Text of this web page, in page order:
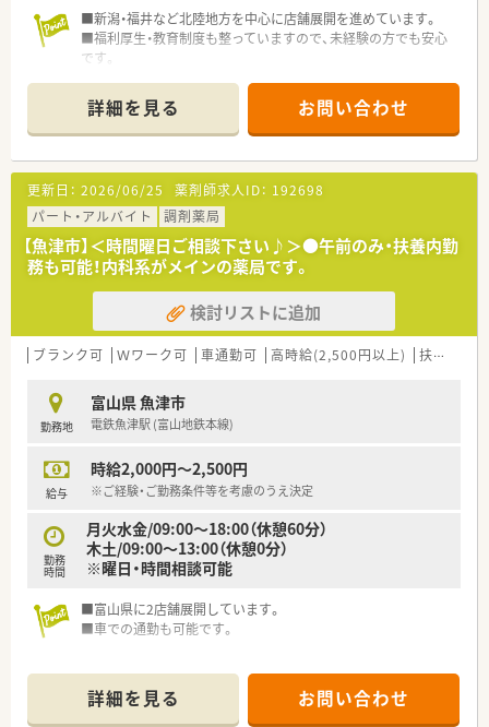
■新潟・福井など北陸地方を中心に店舗展開を進めています。
■福利厚生・教育制度も整っていますので、未経験の方でも安心
です。
詳細を見る お問い合わせ
更新日： 2026/06/25 薬剤師求人ID： 192698
パート・アルバイト
調剤薬局
【魚津市】＜時間曜日ご相談下さい♪＞●午前のみ・扶養内勤
務も可能！内科系がメインの薬局です。
検討リストに追加
ブランク可 Ｗワーク可 車通勤可 高時給(2,500円以上) 扶養内勤務OK
勤務地
富山県 魚津市
電鉄魚津駅 (富山地鉄本線)
給与
時給2,000円～2,500円
※ご経験・ご勤務条件等を考慮のうえ決定
勤務
時間
月火水金/09:00～18:00（休憩60分）
木土/09:00～13:00（休憩0分）
※曜日・時間相談可能
■富山県に2店舗展開しています。
■車での通勤も可能です。
詳細を見る お問い合わせ